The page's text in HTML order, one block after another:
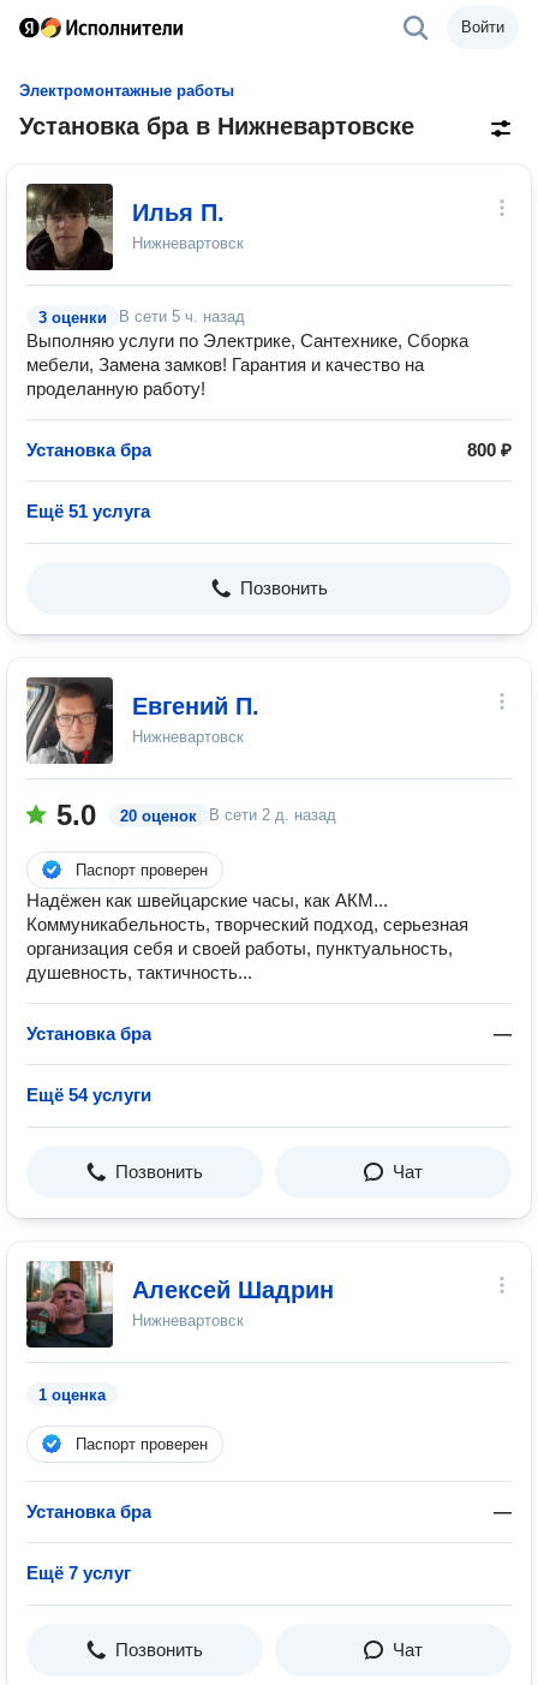
Войти
Электромонтажные работы
Установка бра в Нижневартовске
Илья П.
Нижневартовск
3 оценки В сети 5 ч. назад
Выполняю услуги по Электрике, Сантехнике, Сборка
мебели, Замена замков! Гарантия и качество на
проделанную работу!
Установка бра 800 ₽
Ещё 51 услуга
Позвонить
Евгений П.
Нижневартовск
5.0 20 оценок В сети 2 д. назад
Паспорт проверен
Надёжен как швейцарские часы, как АКМ...
Коммуникабельность, творческий подход, серьезная
организация себя и своей работы, пунктуальность,
душевность, тактичность...
Установка бра —
Ещё 54 услуги
Позвонить Чат
Алексей Шадрин
Нижневартовск
1 оценка
Паспорт проверен
Установка бра —
Ещё 7 услуг
Позвонить Чат